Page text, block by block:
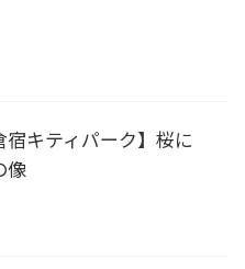
宿キティパーク】桜に
像